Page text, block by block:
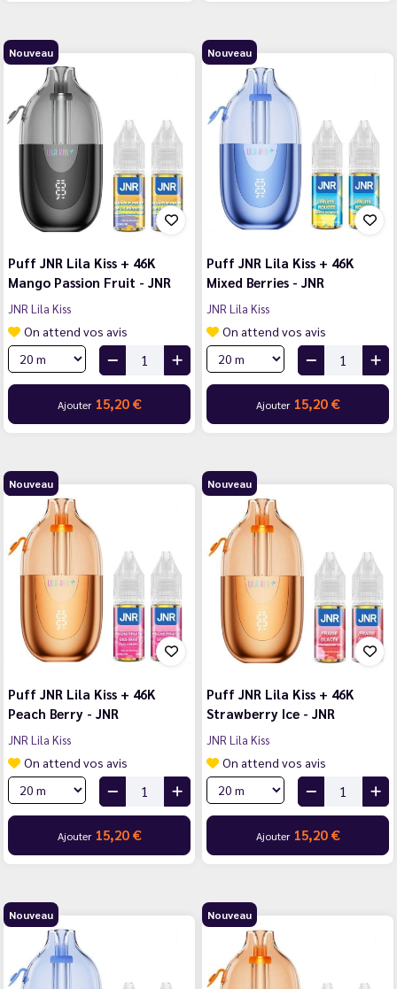
Nouveau
Puff JNR Lila Kiss + 46K
Mango Passion Fruit - JNR
JNR Lila Kiss
On attend vos avis
Ajouter 15,20 €
Nouveau
Puff JNR Lila Kiss + 46K
Mixed Berries - JNR
JNR Lila Kiss
On attend vos avis
Ajouter 15,20 €
Nouveau
Puff JNR Lila Kiss + 46K
Peach Berry - JNR
JNR Lila Kiss
On attend vos avis
Ajouter 15,20 €
Nouveau
Puff JNR Lila Kiss + 46K
Strawberry Ice - JNR
JNR Lila Kiss
On attend vos avis
Ajouter 15,20 €
Nouveau Nouveau